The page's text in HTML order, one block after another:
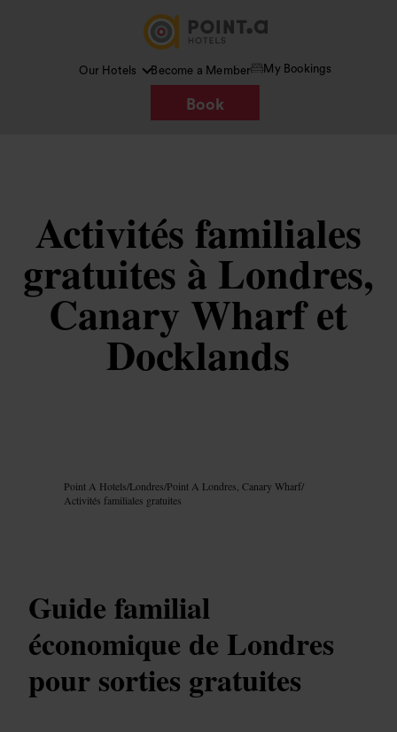
Our Hotels Become a Member My Bookings
Book
Activités familiales
gratuites à Londres,
Canary Wharf et
Docklands
Point A Hotels/Londres/Point A Londres, Canary Wharf/
Activités familiales gratuites
Guide familial
économique de Londres
pour sorties gratuites